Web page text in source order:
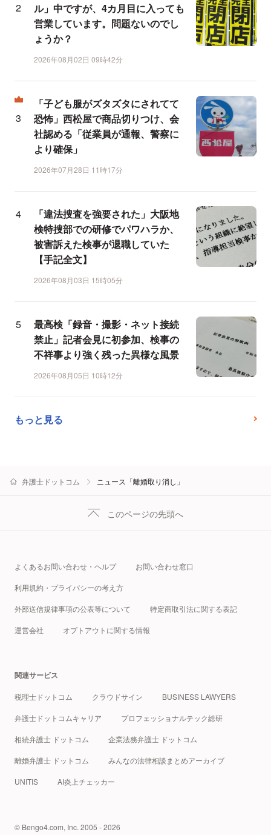
ル」中ですが、4カ月目に入っても
営業しています。問題ないのでし
ょうか？
2026年08月02日 09時42分
「子ども服がズタズタにされてて
恐怖」西松屋で商品切りつけ、会
社認める「従業員が通報、警察に
より確保」
2026年07月28日 11時17分
「違法捜査を強要された」大阪地
検特捜部での研修でパワハラか、
被害訴えた検事が退職していた
【手記全文】
2026年08月03日 15時05分
最高検「録音・撮影・ネット接続
禁止」記者会見に初参加、検事の
不祥事より強く残った異様な風景
2026年08月05日 10時12分
もっと見る
弁護士ドットコム ニュース「離婚取り消し」
このページの先頭へ
よくあるお問い合わせ・ヘルプ お問い合わせ窓口
利用規約・プライバシーの考え方
外部送信規律事項の公表等について 特定商取引法に関する表記
運営会社 オプトアウトに関する情報
関連サービス
税理士ドットコム クラウドサイン BUSINESS LAWYERS
弁護士ドットコムキャリア プロフェッショナルテック総研
相続弁護士 ドットコム 企業法務弁護士 ドットコム
離婚弁護士 ドットコム みんなの法律相談まとめアーカイブ
UNITIS AI炎上チェッカー
© Bengo4.com, Inc. 2005 - 2026